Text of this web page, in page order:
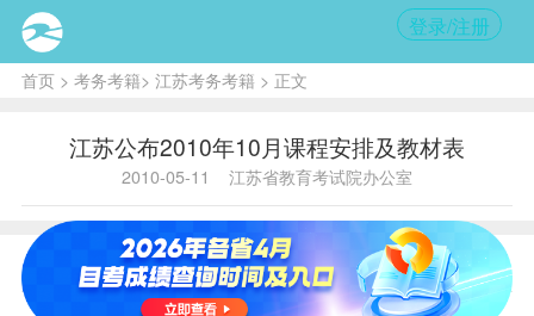
登录/注册
首页> 考务考籍> 江苏考务考籍 > 正文
江苏公布2010年10月课程安排及教材表
2010-05-11 江苏省教育考试院办公室